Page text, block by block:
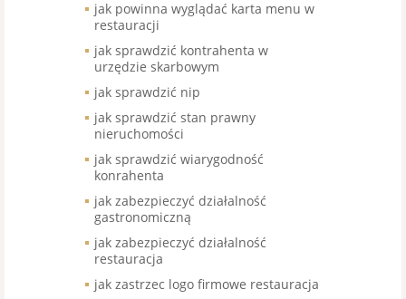
jak powinna wyglądać karta menu w
restauracji
jak sprawdzić kontrahenta w
urzędzie skarbowym
jak sprawdzić nip
jak sprawdzić stan prawny
nieruchomości
jak sprawdzić wiarygodność
konrahenta
jak zabezpieczyć działalność
gastronomiczną
jak zabezpieczyć działalność
restauracja
jak zastrzec logo firmowe restauracja